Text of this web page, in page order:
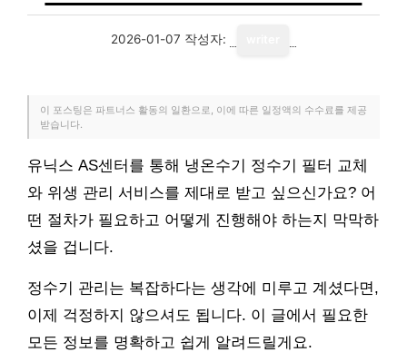
2026-01-07 작성자:
이 포스팅은 파트너스 활동의 일환으로, 이에 따른 일정액의 수수료를 제공
받습니다.
유닉스 AS센터를 통해 냉온수기 정수기 필터 교체
와 위생 관리 서비스를 제대로 받고 싶으신가요? 어
떤 절차가 필요하고 어떻게 진행해야 하는지 막막하
셨을 겁니다.
정수기 관리는 복잡하다는 생각에 미루고 계셨다면,
이제 걱정하지 않으셔도 됩니다. 이 글에서 필요한
모든 정보를 명확하고 쉽게 알려드릴게요.